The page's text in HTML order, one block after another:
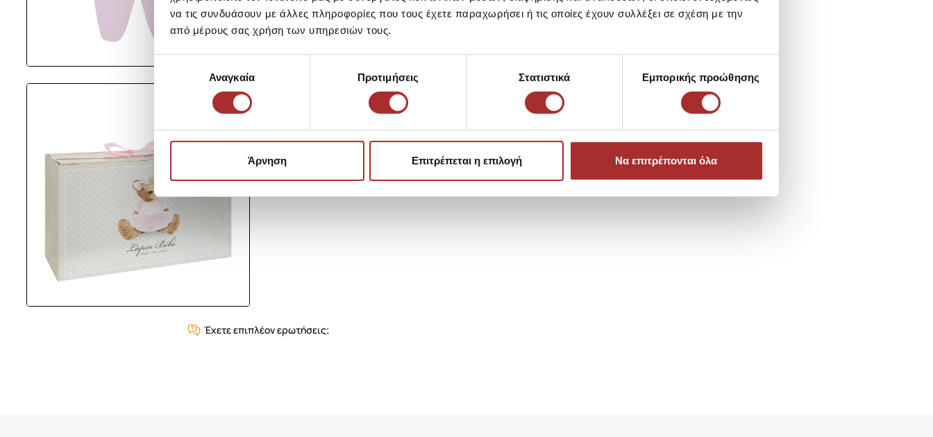
να τις συνδυάσουν με άλλες πληροφορίες που τους έχετε παραχωρήσει ή τις οποίες έχουν συλλέξει σε σχέση με την
από μέρους σας χρήση των υπηρεσιών τους.
συγκατάθεσηςΑναγκαία Προτιμήσεις Στατιστικά Εμπορικής προώθησης
Άρνηση Επιτρέπεται η επιλογή Να επιτρέπονται όλα
Έχετε επιπλέον ερωτήσεις;